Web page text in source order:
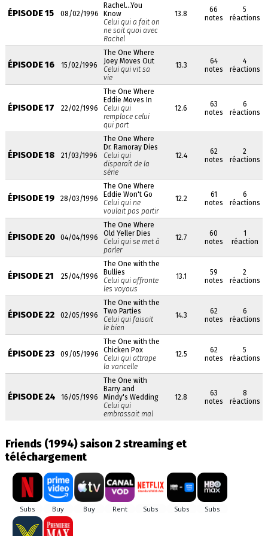
ÉPISODE 15 08/02/1996
Rachel...You
Know
Celui qui a fait on
ne sait quoi avec
Rachel
13.8
66
notes
5
réactions
ÉPISODE 16 15/02/1996
The One Where
Joey Moves Out
Celui qui vit sa
vie
13.3
64
notes
4
réactions
ÉPISODE 17 22/02/1996
The One Where
Eddie Moves In
Celui qui
remplace celui
qui part
12.6
63
notes
6
réactions
ÉPISODE 18 21/03/1996
The One Where
Dr. Ramoray Dies
Celui qui
disparaît de la
série
12.4
62
notes
2
réactions
ÉPISODE 19 28/03/1996
The One Where
Eddie Won't Go
Celui qui ne
voulait pas partir
12.2
61
notes
6
réactions
ÉPISODE 20 04/04/1996
The One Where
Old Yeller Dies
Celui qui se met à
parler
12.7
60
notes
1
réaction
ÉPISODE 21 25/04/1996
The One with the
Bullies
Celui qui affronte
les voyous
13.1
59
notes
2
réactions
ÉPISODE 22 02/05/1996
The One with the
Two Parties
Celui qui faisait
le bien
14.3
62
notes
6
réactions
ÉPISODE 23 09/05/1996
The One with the
Chicken Pox
Celui qui attrape
la varicelle
12.5
62
notes
5
réactions
ÉPISODE 24 16/05/1996
The One with
Barry and
Mindy's Wedding
Celui qui
embrassait mal
12.8
63
notes
8
réactions
Friends (1994) saison 2 streaming et
téléchargement